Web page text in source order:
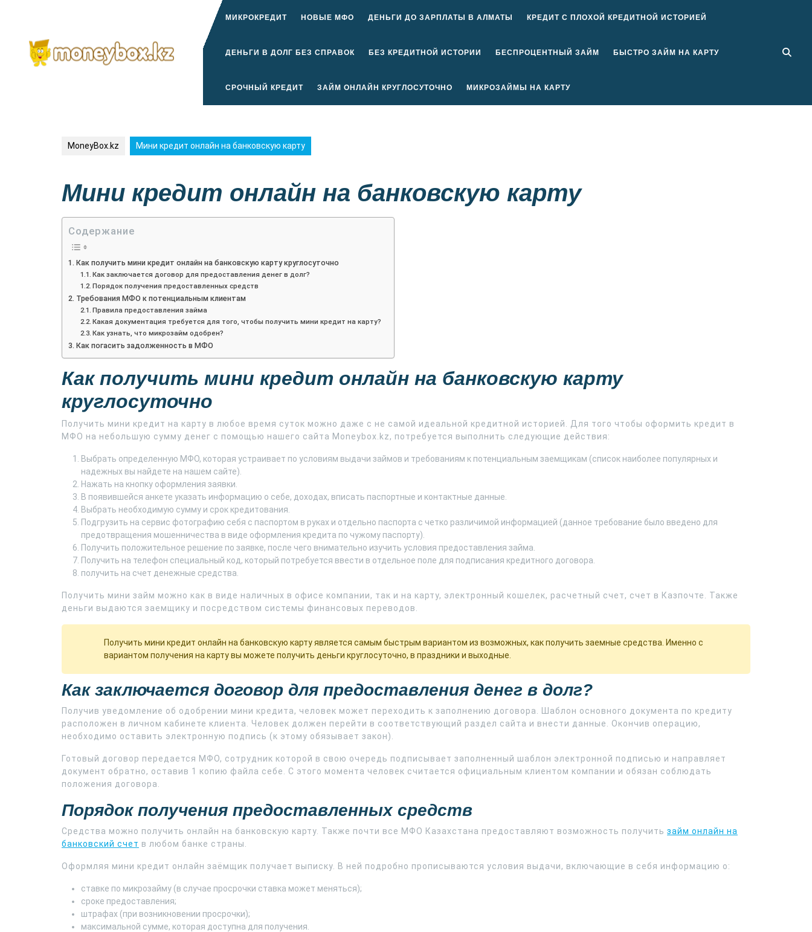
МИКРОКРЕДИТ НОВЫЕ МФО ДЕНЬГИ ДО ЗАРПЛАТЫ В АЛМАТЫ КРЕДИТ С ПЛОХОЙ КРЕДИТНОЙ ИСТОРИЕЙ
ДЕНЬГИ В ДОЛГ БЕЗ СПРАВОК БЕЗ КРЕДИТНОЙ ИСТОРИИ БЕСПРОЦЕНТНЫЙ ЗАЙМ БЫСТРО ЗАЙМ НА КАРТУ
СРОЧНЫЙ КРЕДИТ ЗАЙМ ОНЛАЙН КРУГЛОСУТОЧНО МИКРОЗАЙМЫ НА КАРТУ
MoneyBox.kz Мини кредит онлайн на банковскую карту
Мини кредит онлайн на банковскую карту
Содержание
Как получить мини кредит онлайн на банковскую карту круглосуточно
Как заключается договор для предоставления денег в долг?
Порядок получения предоставленных средств
Требования МФО к потенциальным клиентам
Правила предоставления займа
Какая документация требуется для того, чтобы получить мини кредит на карту?
Как узнать, что микрозайм одобрен?
Как погасить задолженность в МФО
Как получить мини кредит онлайн на банковскую карту
круглосуточно
Получить мини кредит на карту в любое время суток можно даже с не самой идеальной кредитной историей. Для того чтобы оформить кредит в
МФО на небольшую сумму денег с помощью нашего сайта Moneybox.kz, потребуется выполнить следующие действия:
Выбрать определенную МФО, которая устраивает по условиям выдачи займов и требованиям к потенциальным заемщикам (список наиболее популярных и
надежных вы найдете на нашем сайте).
Нажать на кнопку оформления заявки.
В появившейся анкете указать информацию о себе, доходах, вписать паспортные и контактные данные.
Выбрать необходимую сумму и срок кредитования.
Подгрузить на сервис фотографию себя с паспортом в руках и отдельно паспорта с четко различимой информацией (данное требование было введено для
предотвращения мошенничества в виде оформления кредита по чужому паспорту).
Получить положительное решение по заявке, после чего внимательно изучить условия предоставления займа.
Получить на телефон специальный код, который потребуется ввести в отдельное поле для подписания кредитного договора.
получить на счет денежные средства.
Получить мини займ можно как в виде наличных в офисе компании, так и на карту, электронный кошелек, расчетный счет, счет в Казпочте. Также
деньги выдаются заемщику и посредством системы финансовых переводов.
Получить мини кредит онлайн на банковскую карту является самым быстрым вариантом из возможных, как получить заемные средства. Именно с
вариантом получения на карту вы можете получить деньги круглосуточно, в праздники и выходные.
Как заключается договор для предоставления денег в долг?
Получив уведомление об одобрении мини кредита, человек может переходить к заполнению договора. Шаблон основного документа по кредиту
расположен в личном кабинете клиента. Человек должен перейти в соответствующий раздел сайта и внести данные. Окончив операцию,
необходимо оставить электронную подпись (к этому обязывает закон).
Готовый договор передается МФО, сотрудник которой в свою очередь подписывает заполненный шаблон электронной подписью и направляет
документ обратно, оставив 1 копию файла себе. С этого момента человек считается официальным клиентом компании и обязан соблюдать
положения договора.
Порядок получения предоставленных средств
Средства можно получить онлайн на банковскую карту. Также почти все МФО Казахстана предоставляют возможность получить займ онлайн на
банковский счет в любом банке страны.
Оформляя мини кредит онлайн заёмщик получает выписку. В ней подробно прописываются условия выдачи, включающие в себя информацию о:
ставке по микрозайму (в случае просрочки ставка может меняться);
сроке предоставления;
штрафах (при возникновении просрочки);
максимальной сумме, которая доступна для получения.